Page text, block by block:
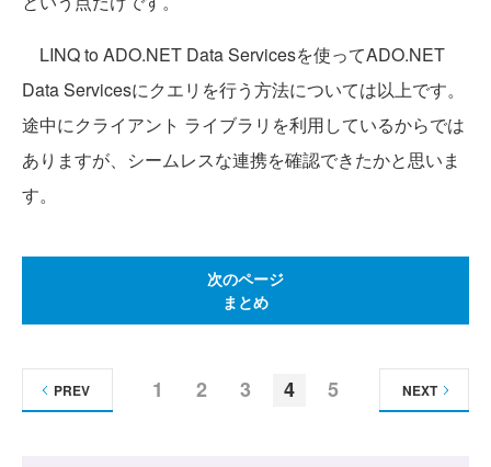
LINQ to ADO.NET Data Servicesを使ってADO.NET
Data Servicesにクエリを行う方法については以上です。
途中にクライアント ライブラリを利用しているからでは
ありますが、シームレスな連携を確認できたかと思いま
す。
次のページ
まとめ
1 2 3 4 5
PREV NEXT